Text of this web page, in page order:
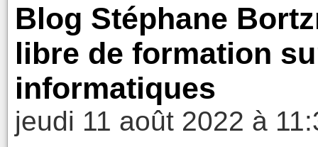
Blog Stéphane
libre de formation
informatiques
jeudi 11 août 2022 à